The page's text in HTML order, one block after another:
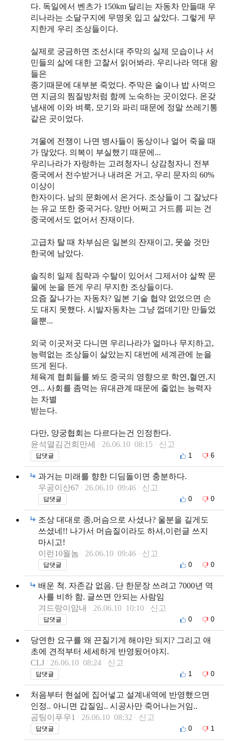
다. 독일에서 벤츠가 150km 달리는 자동차 만들때 우
리나라는 소달구지에 무명옷 입고 살았다. 그렇게 무
지한게 우리 조상들이다.
실제로 궁금하면 조선시대 주막의 실제 모습이나 서
민들의 삶에 대한 고찰서 읽어봐라. 우리나라 역대 왕
들은
종기때문에 대부분 죽었다. 주막은 술이나 밥 사먹으
면 지금의 찜질방처럼 함께 노숙하는 곳이었다. 온갖
냄새에 이와 벼룩, 모기와 파리 때문에 정말 쓰레기통
같은 곳이었다.
겨울에 전쟁이 나면 병사들이 동상이나 얼어 죽을 때
가 많았다. 의복이 부실했기 때문에...
우리나라가 자랑하는 고려청자니 상감청자니 전부
중국에서 전수받거나 내려온 거고, 우리 문자의 60%
이상이
한자이다. 남의 문화에서 온거다. 조상들이 그 잘났다
는 유교 또한 중국거다. 양반 어쩌고 거드름 피는 건
중국에서도 없어서 잔재이다.
고급차 탈 때 차부심은 일본의 잔재이고, 못쓸 것만
한국에 남았다.
솔직히 일제 침략과 수탈이 있어서 그제서야 살짝 문
물에 눈을 뜬게 우리 무지한 조상들이다.
요즘 잘나가는 자동차? 일본 기술 협약 없었으면 손
도 대지 못했다. 시발자동차는 그냥 껍데기만 만들었
을뿐...
외국 이곳저곳 다니면 우리나라가 얼마나 무지하고,
능력없는 조상들이 살았는지 대번에 세계관에 눈을
뜨게 된다.
체육계 협회들를 봐도 중국의 영향으로 학연,혈연,지
연... 사회를 좀먹는 유대관계 때문에 줄없는 능력자
는 차별
받는다.
다만, 양궁협회는 다르다는건 인정한다.
윤석열김건희만세
26.06.10 08:15 신고
답댓글 1 6
과거는 미래를 향한 디딤돌이면 충분하다.
우공이산67
26.06.10 09:46 신고
답댓글 0 0
조상 대대로 종,머슴으로 사셨나? 울분을 길게도
쓰셨네!! 나가서 머슴질이라도 하셔,이런글 쓰지
마시고!
이런10월놈
26.06.10 09:46 신고
답댓글 0 0
배운 척. 자존감 없음. 단 한문장 쓰려고 7000년 역
사를 비하 함. 글쓰면 안되는 사람임
겨드랑이암내
26.06.10 10:10 신고
답댓글 0 0
당연한 요구를 왜 끈질기게 해야만 되지? 그리고 애
초에 견적부터 세세하게 반영됬어야지.
CLJ
26.06.10 08:24 신고
답댓글 1 0
처음부터 현설에 집어넣고 설계내역에 반영했으면
인정.. 아니면 갑질임.. 시공사만 죽어나는거임..
곰팅이푸우1
26.06.10 08:32 신고
답댓글 0 1